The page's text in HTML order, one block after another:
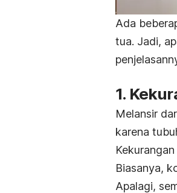
Ada
tua. Jadi,
1.
Melansir
karena
Biasanya,
Apalagi,